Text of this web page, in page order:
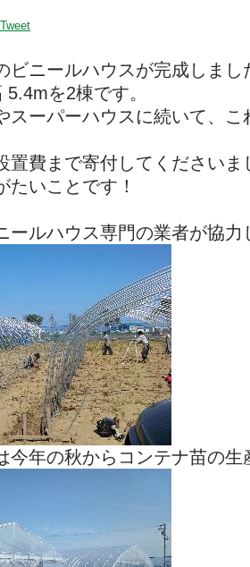
Tweet
ビニールハウスが完成しまし
を2棟です。
スーパーハウスに続いて、
置費まで寄付してくださいま
たいことです！
ールハウス専門の業者が協力
今年の秋からコンテナ苗の